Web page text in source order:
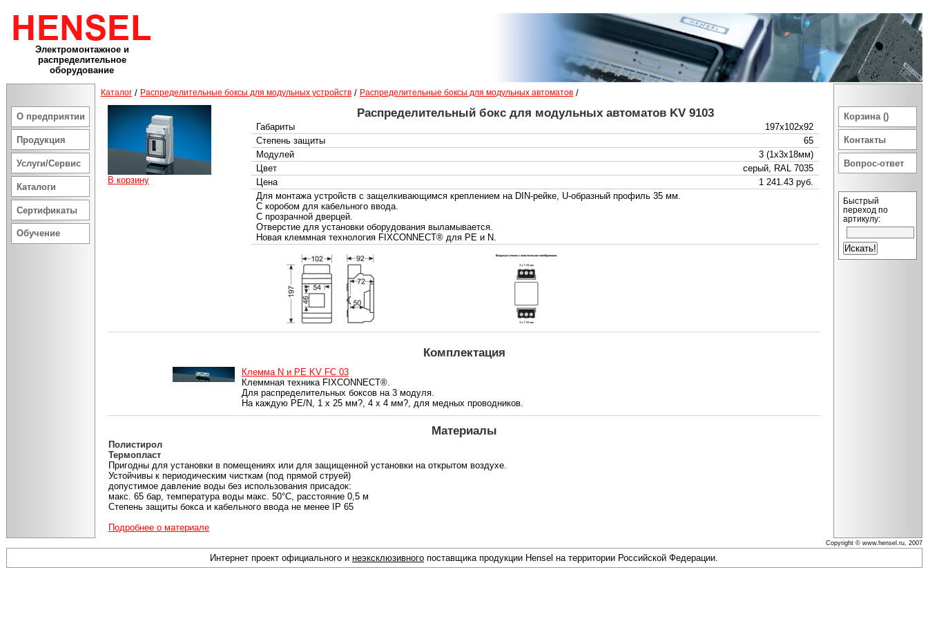
Электромонтажное и
распределительное
оборудование
О предприятии
Продукция
Услуги/Сервис
Каталоги
Сертификаты
Обучение
Каталог / Распределительные боксы для модульных устройств / Распределительные боксы для модульных автоматов /
В корзину
Распределительный бокс для модульных автоматов KV 9103
Габариты
197x102x92
Степень защиты
65
Модулей
3 (1x3x18мм)
Цвет
серый, RAL 7035
Цена
1 241.43 руб.
Для монтажа устройств с защелкивающимся креплением на DIN-рейке, U-образный профиль 35 мм.
С коробом для кабельного ввода.
С прозрачной дверцей.
Отверстие для установки оборудования выламывается.
Новая клеммная технология FIXCONNECT® для PE и N.
Комплектация
Клемма N и PE KV FC 03
Клеммная техника FIXCONNECT®.
Для распределительных боксов на 3 модуля.
На каждую PE/N, 1 х 25 мм?, 4 x 4 мм?, для медных проводников.
Материалы
Полистирол
Термопласт
Пригодны для установки в помещениях или для защищенной установки на открытом воздухе.
Устойчивы к периодическим чисткам (под прямой струей)
допустимое давление воды без использования присадок:
макс. 65 бар, температура воды макс. 50°С, расстояние 0,5 м
Степень защиты бокса и кабельного ввода не менее IP 65
Подробнее о материале
Корзина ()
Контакты
Вопрос-ответ
Быстрый
переход по
артикулу:
Copyright © www.hensel.ru, 2007
Интернет проект официального и неэксклюзивного поставщика продукции Hensel на территории Российской Федерации.